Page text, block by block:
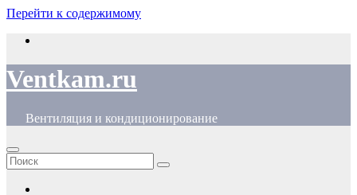
Перейти к содержимому
Ventkam.ru
Вентиляция и кондиционирование